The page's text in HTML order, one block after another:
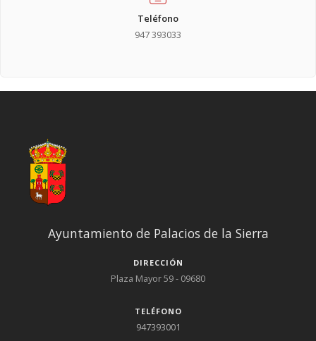
Teléfono
947 393033
Ayuntamiento de Palacios de la Sierra
DIRECCIÓN
Plaza Mayor 59 - 09680
TELÉFONO
947393001